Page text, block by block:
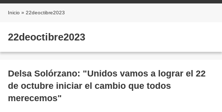
Inicio » 22deoctibre2023
22deoctibre2023
Delsa Solórzano: "Unidos vamos a lograr el 22
de octubre iniciar el cambio que todos
merecemos"